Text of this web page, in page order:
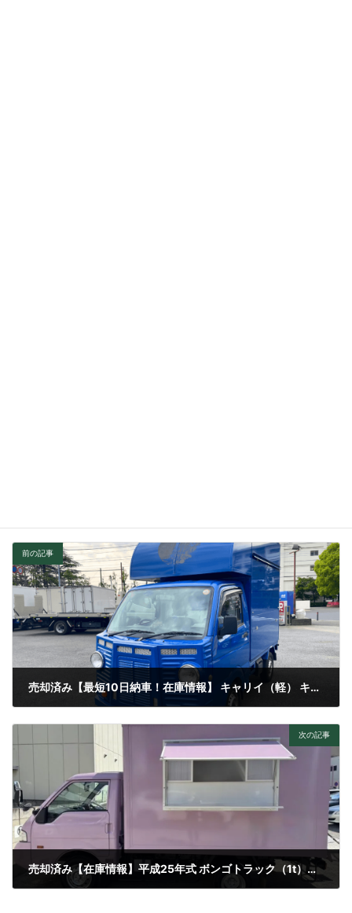
前の記事
売却済み【最短10日納車！在庫情報】 キャリイ（軽） キッチンカー令和5年式 5,000km 8ナンバー
次の記事
売却済み【在庫情報】平成25年式 ボンゴトラック（1t）キッチンカー 8ナンバー 車検付き